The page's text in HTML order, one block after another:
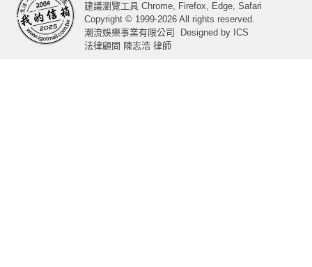
建議瀏覽工具 Chrome, Firefox, Edge, Safari
Copyright © 1999-2026 All rights reserved.
潮流娛樂事業有限公司
Designed by ICS
法律顧問 陳志浩 律師